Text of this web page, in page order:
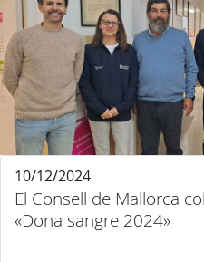
El Consell de Mallorca
«Dona sangre 2024»
10/12/2024